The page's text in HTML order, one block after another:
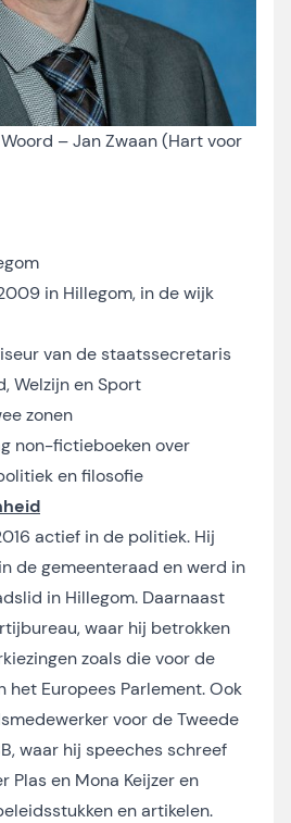
– Jan Zwaan (Hart voor
in Hillegom, in de wijk
van de staatssecretaris
Welzijn en Sport
zonen
non-fictieboeken over
en filosofie
actief in de politiek. Hij
de gemeenteraad en werd in
in Hillegom. Daarnaast
waar hij betrokken
zoals die voor de
het Europees Parlement. Ook
voor de Tweede
waar hij speeches schreef
Plas en Mona Keijzer en
en artikelen.